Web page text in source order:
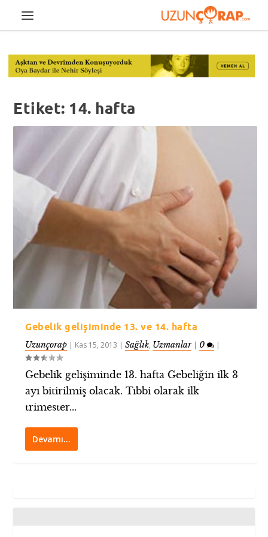
Etiket: 14. hafta
Gebelik gelişiminde 13. ve 14. hafta
Uzunçorap | Kas 15, 2013 |Sağlık, Uzmanlar| 0 |
Gebelik gelişiminde 13. hafta Gebeliğin ilk 3
ayı bitirilmiş olacak. Tıbbi olarak ilk
trimester...
Devamı…